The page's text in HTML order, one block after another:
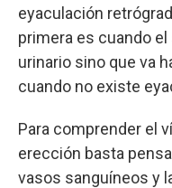
eyaculación
primera es cuando
urinario sino que va
cuando no existe
Para comprender el
erección basta
vasos sanguíneos y